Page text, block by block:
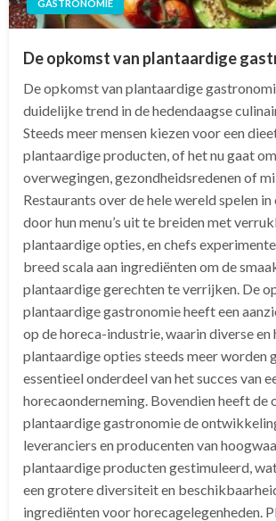
GASTRONOMIE
De opkomst van plantaardige
De opkomst van plantaardige
duidelijke trend in de hedendaagse
Steeds meer mensen kiezen voor een
plantaardige producten, of het nu gaat
overwegingen, gezondheidsredenen of
Restaurants over de hele wereld spelen
door hun menu’s uit te breiden met
plantaardige opties, en chefs
breed scala aan ingrediënten om de
plantaardige gerechten te verrijken. De
plantaardige gastronomie heeft een
op de horeca-industrie, waarin diverse
plantaardige opties steeds meer worden
essentieel onderdeel van het succes van
horecaonderneming. Bovendien heeft de
plantaardige gastronomie de
leveranciers en producenten van
plantaardige producten gestimuleerd,
een grotere diversiteit en
ingrediënten voor horecagelegenheden.